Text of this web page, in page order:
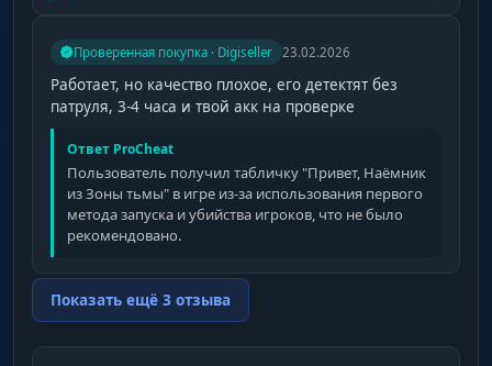
Проверенная покупка · Digiseller 23.02.2026
Работает, но качество плохое, его детектят без
патруля, 3-4 часа и твой акк на проверке
Ответ ProCheat
Пользователь получил табличку "Привет, Наёмник
из Зоны тьмы" в игре из-за использования первого
метода запуска и убийства игроков, что не было
рекомендовано.
Показать ещё 3 отзыва